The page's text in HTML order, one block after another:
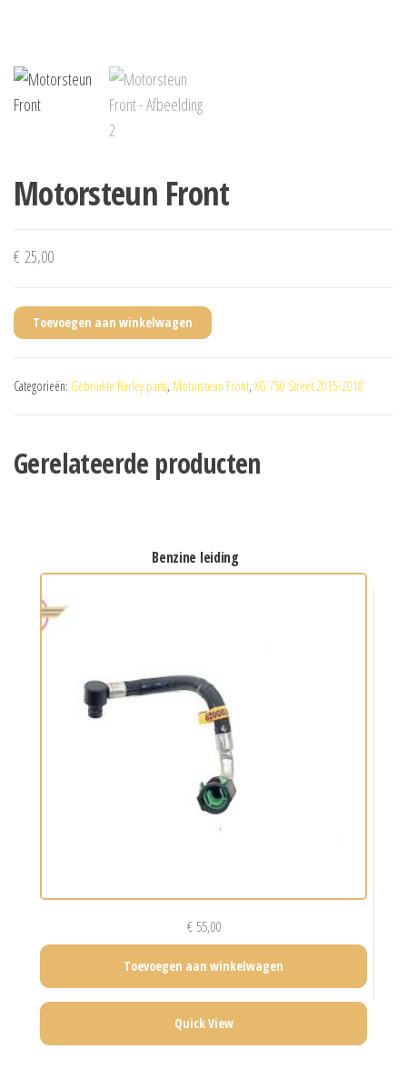
Motorsteun Front
€ 25,00
Toevoegen aan winkelwagen
Categorieën: Gebruikte Harley parts, Motorsteun Front, XG 750 Street 2015-2018
Gerelateerde producten
benzine leiding
€55,00
Toevoegen aan winkelwagen
Quick View